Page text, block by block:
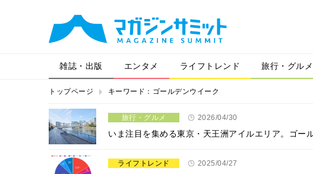
雑誌・出版 エンタメ ライフトレンド 旅行・グルメ
トップページ キーワード：ゴールデンウイーク
旅行・グルメ 2026/04/30
いま注目を集める東京・天王洲アイルエリア。ゴー
ライフトレンド 2025/04/27